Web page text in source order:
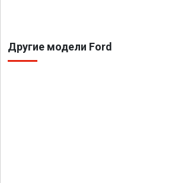
Другие модели Ford